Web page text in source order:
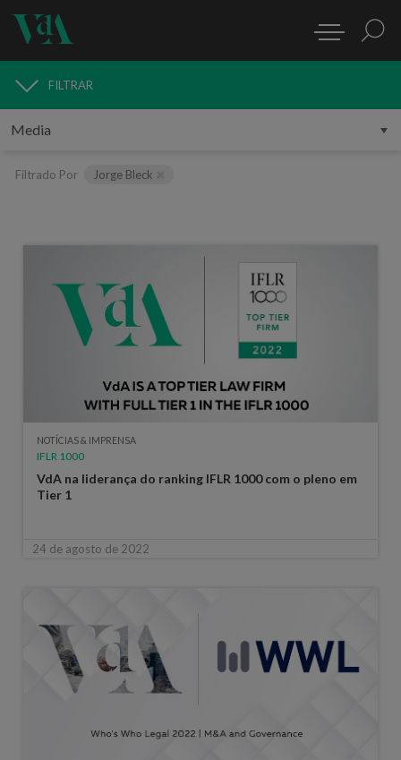
MEDIA
FILTRAR
Filtrado Por Jorge Bleck
NOTÍCIAS & IMPRENSA
IFLR 1000
VdA na liderança do ranking IFLR 1000 com o pleno em
Tier 1
24 de agosto de 2022